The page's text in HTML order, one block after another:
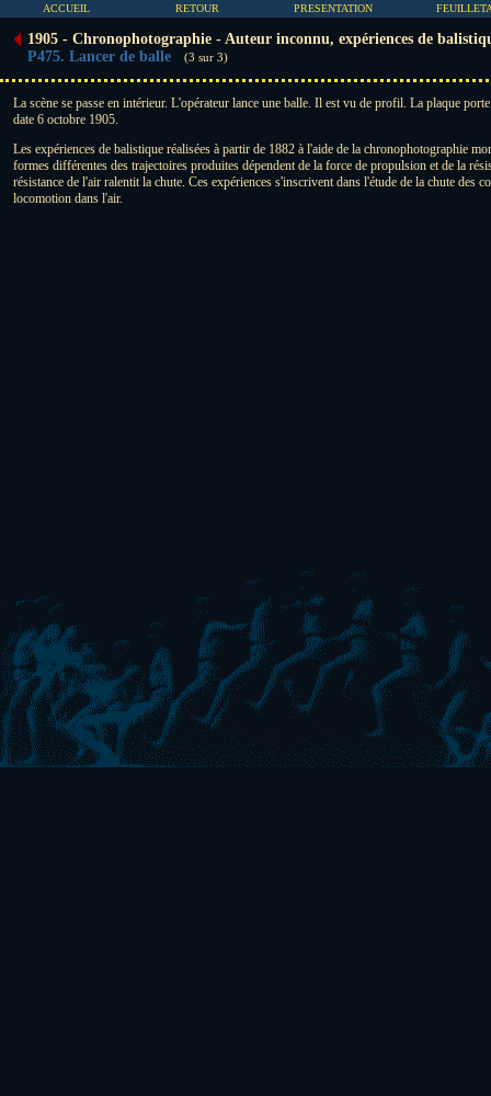
ACCUEIL RETOUR PRESENTATION
1905 - Chronophotographie - Auteur inconnu, expériences de
P475. Lancer de balle
(3 sur 3)
La scène se passe en intérieur. L'opérateur lance une balle. Il est vu de profil. La plaque
date 6 octobre 1905.
Les expériences de balistique réalisées à partir de 1882 à l'aide de la chronophotographie
formes différentes des trajectoires produites dépendent de la force de propulsion et de la
résistance de l'air ralentit la chute. Ces expériences s'inscrivent dans l'étude de la chute des
locomotion dans l'air.